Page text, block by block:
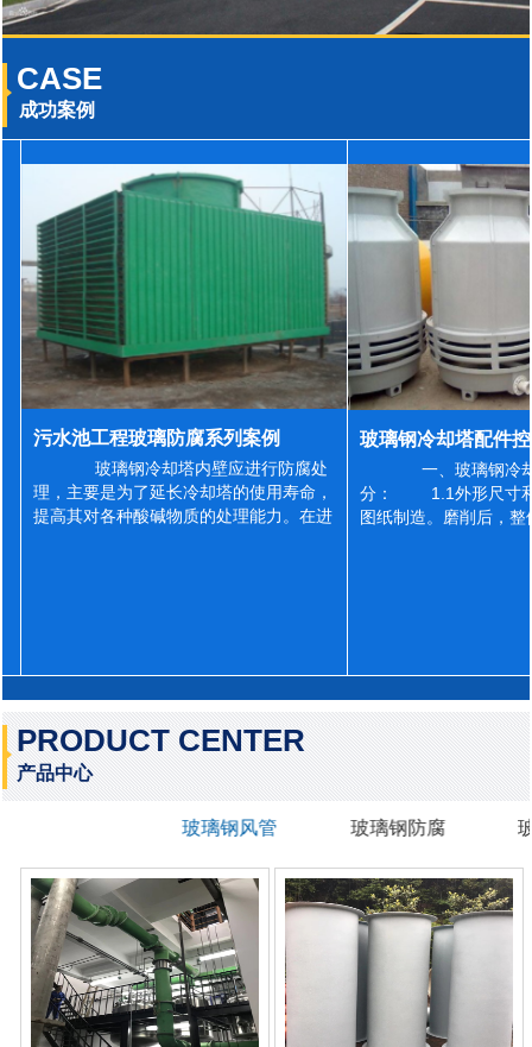
CASE
成功案例
污水池工程玻璃防腐系列案例
玻璃钢冷却塔内壁应进行防腐处
理，主要是为了延长冷却塔的使用寿命，
提高其对各种酸碱物质的处理能力。在进
一、玻璃钢冷
分： 1.1外形尺寸和
图纸制造。磨削后，
PRODUCT CENTER
产品中心
玻璃钢风管 玻璃钢防腐